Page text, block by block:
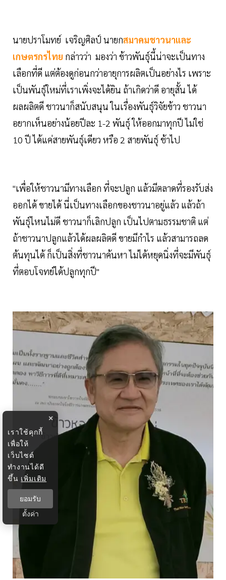
นายปราโมทย์ เจริญศิลป์ นายกสมาคมชาวนาและ
เกษตรกรไทย กล่าวว่า มองว่า ข้าวพันธุ์นี้น่าจะเป็นทาง
เลือกที่ดี แต่ต้องดูก่อนกว่าอายุการผลิตเป็นอย่างไร เพราะ
เป็นพันธุ์ใหม่ที่เราเพิ่งจะได้ยิน ถ้าเกิดว่าดี อายุสั้น ได้
ผลผลิตดี ชาวนาก็สนับสนุน ในเรื่องพันธุ์วิจัยข้าว ชาวนา
อยากเห็นอย่างน้อยปีละ 1-2 พันธุ์ ให้ออกมาทุกปี ไม่ใช่
10 ปี ได้แค่สายพันธุ์เดียว หรือ 2 สายพันธุ์ ช้าไป
"เพื่อให้ชาวนามีทางเลือก ที่จะปลูก แล้วมีตลาดที่รองรับส่ง
ออกได้ ขายได้ นี่เป็นทางเลือกของชาวนาอยู่แล้ว แล้วถ้า
พันธุ์ไหนไม่ดี ชาวนาก็เลิกปลูก เป็นไปตามธรรมชาติ แต่
ถ้าชาวนาปลูกแล้วได้ผลผลิตดี ขายมีกำไร แล้วสามารถลด
ต้นทุนได้ ก็เป็นสิ่งที่ชาวนาค้นหา ไม่ได้หยุดนิ่งที่จะมีพันธุ์
ที่ตอบโจทย์ได้ปลูกทุกปี"
×
เราใช้คุกกี้
เพื่อให้
เว็บไซต์
ทำงานได้ดี
ขึ้น เพิ่มเติม
ยอมรับ
ตั้งค่า